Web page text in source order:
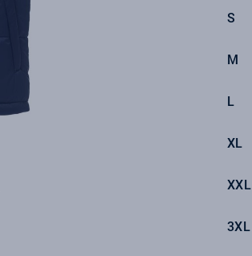
S
M
L
XL
XXL
3XL